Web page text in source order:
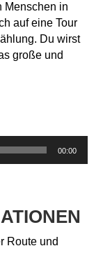
Menschen in
auf eine Tour
Du wirst
große und
00:00
Route und